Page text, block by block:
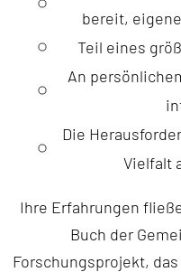
bereit,
Teil eines
An
Die
Vielfalt
Ihre Erfahrungen
Buch der
Forschungsprojekt,